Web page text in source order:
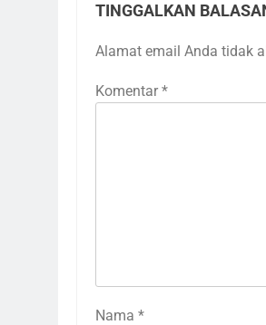
TINGGALKAN
Alamat email Anda tidak
Komentar *
Nama *